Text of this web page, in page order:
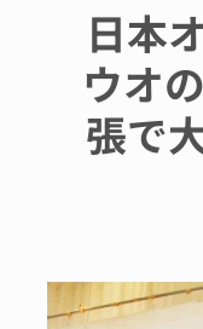
日本
ウオ
張で